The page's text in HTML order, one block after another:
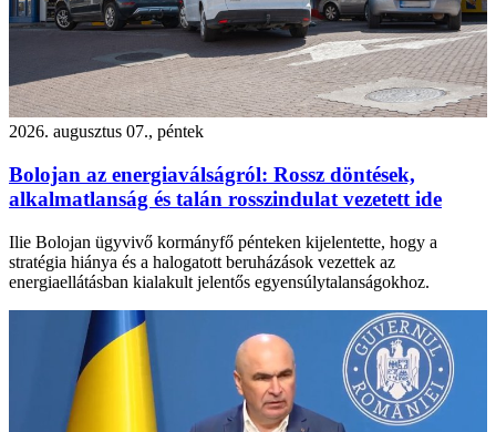
2026. augusztus 07., péntek
Bolojan az energiaválságról: Rossz döntések,
alkalmatlanság és talán rosszindulat vezetett ide
Ilie Bolojan ügyvivő kormányfő pénteken kijelentette, hogy a
stratégia hiánya és a halogatott beruházások vezettek az
energiaellátásban kialakult jelentős egyensúlytalanságokhoz.